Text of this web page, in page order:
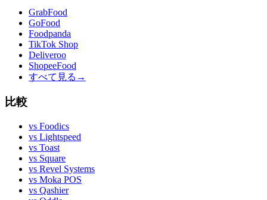
GrabFood
GoFood
Foodpanda
TikTok Shop
Deliveroo
ShopeeFood
すべて見る →
比較
vs Foodics
vs Lightspeed
vs Toast
vs Square
vs Revel Systems
vs Moka POS
vs Qashier